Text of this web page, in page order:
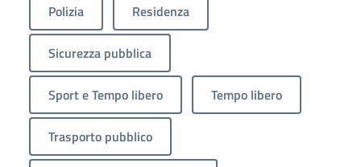
Polizia Residenza
Sicurezza pubblica
Sport e Tempo libero Tempo libero
Trasporto pubblico